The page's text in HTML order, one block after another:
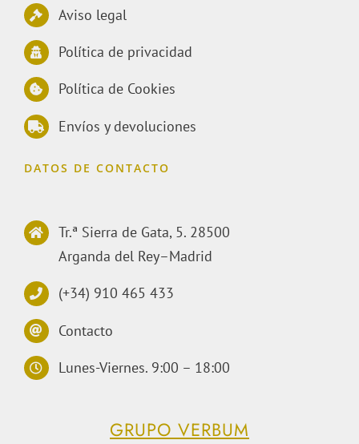
Aviso legal
Política de privacidad
Política de Cookies
Envíos y devoluciones
DATOS DE CONTACTO
Tr.ª Sierra de Gata, 5. 28500
Arganda del Rey–Madrid
(+34) 910 465 433
Contacto
Lunes-Viernes. 9:00 – 18:00
GRUPO VERBUM